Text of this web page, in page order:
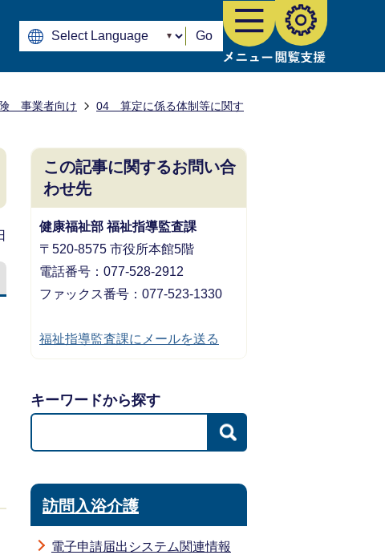
Go
事業者向け
04 算定に係る体制等に関す
この記事に関するお問い合
わせ先
健康福祉部 福祉指導監査課
〒520-8575 市役所本館5階
電話番号：077-528-2912
ファックス番号：077-523-1330
福祉指導監査課にメールを送る
キーワードから探す
訪問入浴介護
電子申請届出システム関連情報